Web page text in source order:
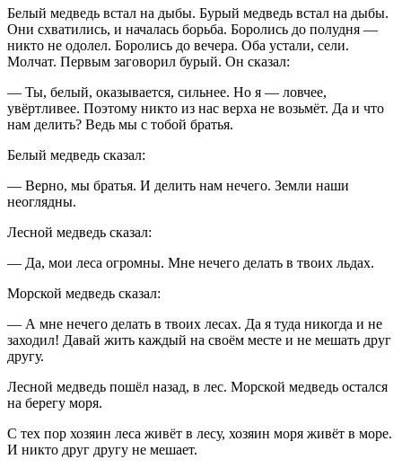
Белый медведь встал на дыбы. Бурый медведь встал на дыбы.
Они схватились, и началась борьба. Боролись до полудня —
никто не одолел. Боролись до вечера. Оба устали, сели.
Молчат. Первым заговорил бурый. Он сказал:
— Ты, белый, оказывается, сильнее. Но я — ловчее,
увёртливее. Поэтому никто из нас верха не возьмёт. Да и что
нам делить? Ведь мы с тобой братья.
Белый медведь сказал:
— Верно, мы братья. И делить нам нечего. Земли наши
неоглядны.
Лесной медведь сказал:
— Да, мои леса огромны. Мне нечего делать в твоих льдах.
Морской медведь сказал:
— А мне нечего делать в твоих лесах. Да я туда никогда и не
заходил! Давай жить каждый на своём месте и не мешать друг
другу.
Лесной медведь пошёл назад, в лес. Морской медведь остался
на берегу моря.
С тех пор хозяин леса живёт в лесу, хозяин моря живёт в море.
И никто друг другу не мешает.